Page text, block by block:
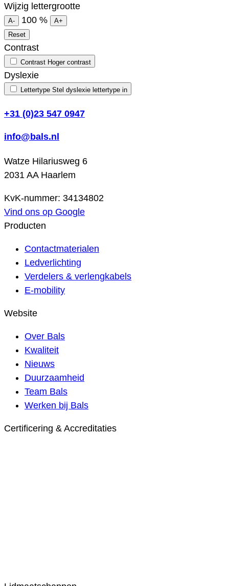
Wijzig lettergrootte
A- 100 %
A+
Reset
Contrast
Contrast Hoger contrast
Dyslexie
Lettertype Stel dyslexie lettertype in
+31 (0)23 547 0947
info@bals.nl
Watze Hilariusweg 6
2031 AA Haarlem
KvK-nummer: 34134802
Vind ons op Google
Producten
Contactmaterialen
Ledverlichting
Verdelers & verlengkabels
E-mobility
Website
Over Bals
Kwaliteit
Nieuws
Duurzaamheid
Team Bals
Werken bij Bals
Certificering & Accreditaties